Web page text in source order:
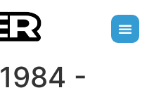
1984 -